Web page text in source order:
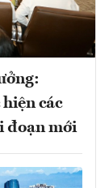
các
đoạn mới